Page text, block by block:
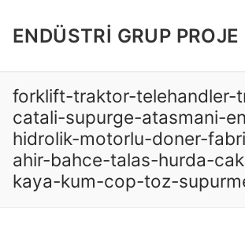
atlaENDÜSTRI GRUP PROJE
Arama:
forklift-traktor-telehandler-
catali-supurge-atasmani-
hidrolik-motorlu-doner-
ahir-bahce-talas-hurda-
kaya-kum-cop-toz-